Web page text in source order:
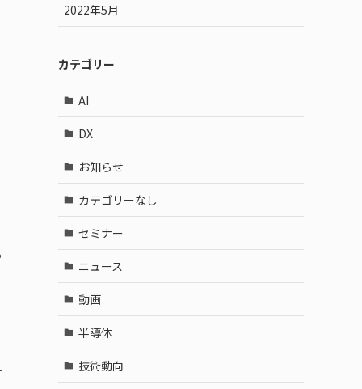
2022年5月
カテゴリー
AI
DX
お知らせ
カテゴリーなし
セミナー
ニュース
動画
半導体
技術動向